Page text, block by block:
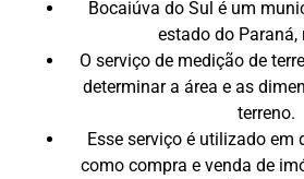
Bocaiúva do Sul é um
estado do Paraná,
O serviço de medição de
determinar a área e as
terreno.
Esse serviço é utilizado em
como compra e venda de